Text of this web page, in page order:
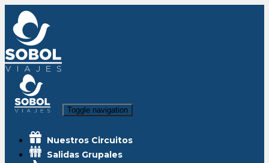
Toggle navigation
Nuestros Circuitos
Salidas Grupales